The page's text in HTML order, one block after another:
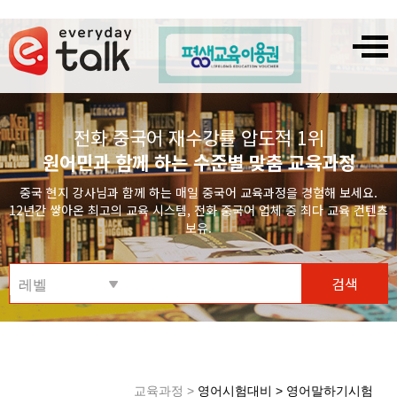
전화 중국어 재수강률 압도적 1위
원어민과 함께 하는 수준별 맞춤 교육과정
중국 현지 강사님과 함께 하는 매일 중국어 교육과정을 경험해 보세요.
12년간 쌓아온 최고의 교육 시스템, 전화 중국어 업체 중 최다 교육 컨텐츠
보유.
레벨 검색
교육과정 > 영어시험대비 > 영어말하기시험